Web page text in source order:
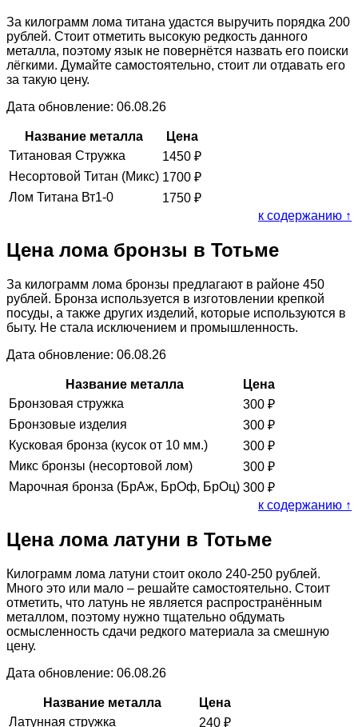
За килограмм лома титана удастся выручить порядка 200
рублей. Стоит отметить высокую редкость данного
металла, поэтому язык не повернётся назвать его поиски
лёгкими. Думайте самостоятельно, стоит ли отдавать его
за такую цену.
Дата обновление: 06.08.26
Название металла
Цена
Титановая Стружка
1450 ₽
Несортовой Титан (Микс) 1700 ₽
Лом Титана Вт1-0
1750 ₽
к содержанию ↑
Цена лома бронзы в Тотьме
За килограмм лома бронзы предлагают в районе 450
рублей. Бронза используется в изготовлении крепкой
посуды, а также других изделий, которые используются в
быту. Не стала исключением и промышленность.
Дата обновление: 06.08.26
Название металла
Цена
Бронзовая стружка
300 ₽
Бронзовые изделия
300 ₽
Кусковая бронза (кусок от 10 мм.)
300 ₽
Микс бронзы (несортовой лом)
300 ₽
Марочная бронза (БрАж, БрОф, БрОц) 300 ₽
к содержанию ↑
Цена лома латуни в Тотьме
Килограмм лома латуни стоит около 240-250 рублей.
Много это или мало – решайте самостоятельно. Стоит
отметить, что латунь не является распространённым
металлом, поэтому нужно тщательно обдумать
осмысленность сдачи редкого материала за смешную
цену.
Дата обновление: 06.08.26
Название металла
Цена
Латунная стружка
240 ₽